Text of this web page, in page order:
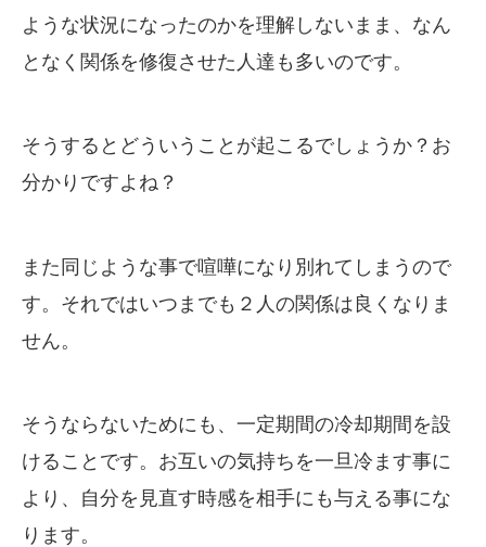
ような状況になったのかを理解しないまま、なん
となく関係を修復させた人達も多いのです。
そうするとどういうことが起こるでしょうか？お
分かりですよね？
また同じような事で喧嘩になり別れてしまうので
す。それではいつまでも２人の関係は良くなりま
せん。
そうならないためにも、一定期間の冷却期間を設
けることです。お互いの気持ちを一旦冷ます事に
より、自分を見直す時感を相手にも与える事にな
ります。